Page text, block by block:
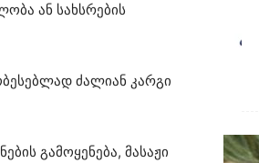
ან სახსრების
ძალიან კარგი
გამოყენება, მასაჟი